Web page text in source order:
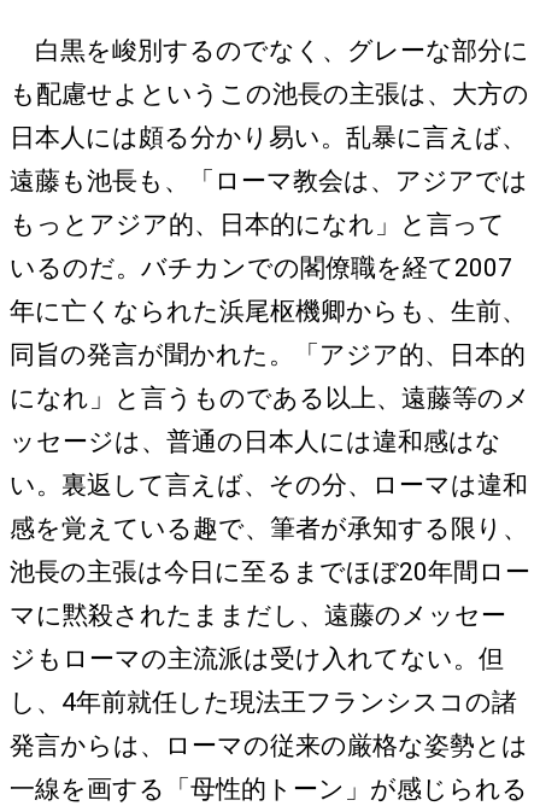
白黒を峻別するのでなく、グレーな部分に
も配慮せよというこの池長の主張は、大方の
日本人には頗る分かり易い。乱暴に言えば、
遠藤も池長も、「ローマ教会は、アジアでは
もっとアジア的、日本的になれ」と言って
いるのだ。バチカンでの閣僚職を経て2007
年に亡くなられた浜尾枢機卿からも、生前、
同旨の発言が聞かれた。「アジア的、日本的
になれ」と言うものである以上、遠藤等のメ
ッセージは、普通の日本人には違和感はな
い。裏返して言えば、その分、ローマは違和
感を覚えている趣で、筆者が承知する限り、
池長の主張は今日に至るまでほぼ20年間ロー
マに黙殺されたままだし、遠藤のメッセー
ジもローマの主流派は受け入れてない。但
し、4年前就任した現法王フランシスコの諸
発言からは、ローマの従来の厳格な姿勢とは
一線を画する「母性的トーン」が感じられる